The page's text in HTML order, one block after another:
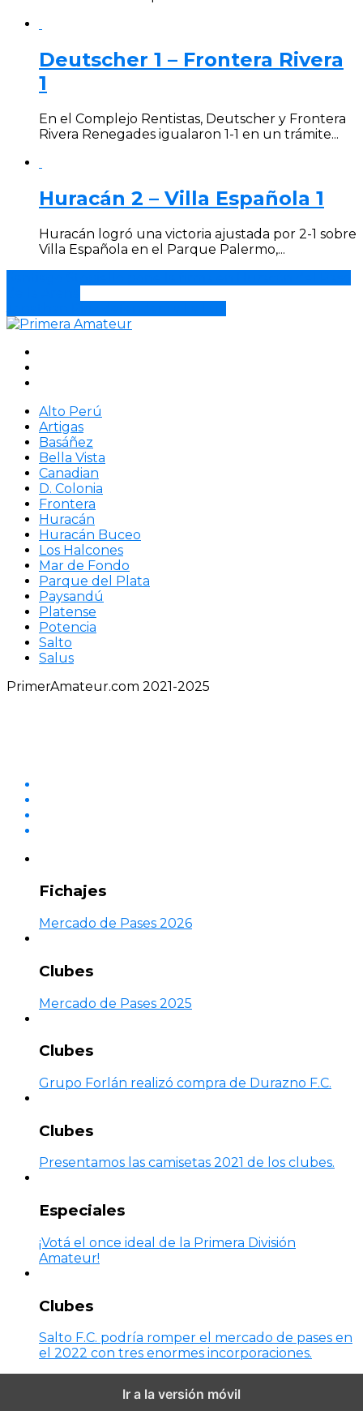
Deutscher 1 – Frontera Rivera
1
En el Complejo Rentistas, Deutscher y Frontera
Rivera Renegades igualaron 1-1 en un trámite...
Huracán 2 – Villa Española 1
Huracán logró una victoria ajustada por 2-1 sobre
Villa Española en el Parque Palermo,...
Alto Perú
Artigas
Basáñez
Bella Vista
Canadian
D. Colonia
Frontera
Huracán
Huracán Buceo
Los Halcones
Mar de Fondo
Parque del Plata
Paysandú
Platense
Potencia
Salto
Salus
PrimerAmateur.com 2021-2025
Fichajes
Mercado de Pases 2026
Clubes
Mercado de Pases 2025
Clubes
Grupo Forlán realizó compra de Durazno F.C.
Clubes
Presentamos las camisetas 2021 de los clubes.
Especiales
¡Votá el once ideal de la Primera División
Amateur!
Clubes
Salto F.C. podría romper el mercado de pases en
el 2022 con tres enormes incorporaciones.
Ir a la versión móvil